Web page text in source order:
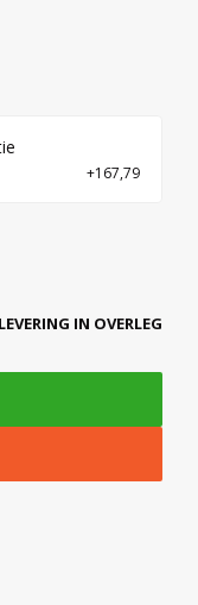
+167,79
LEVERING IN OVERLEG